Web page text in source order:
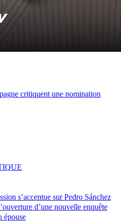
critiquent une nomination
s’accentue sur Pedro Sánchez
d’une nouvelle enquête
épouse